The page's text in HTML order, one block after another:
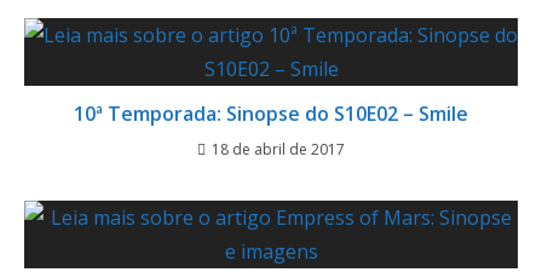
10ª Temporada: Sinopse do S10E02 – Smile
18 de abril de 2017